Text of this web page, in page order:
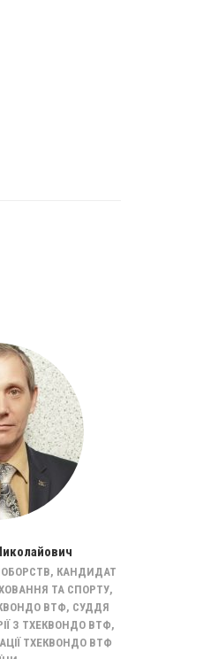
КАНДИДАТ
ТА СПОРТУ,
ВТФ, СУДДЯ
З ТХЕКВОНДО ВТФ,
ТХЕКВОНДО ВТФ